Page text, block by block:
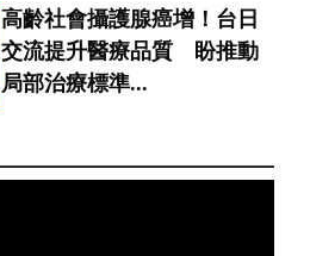
高齡社會攝護腺癌增！台日
交流提升醫療品質 盼推動
局部治療標準...